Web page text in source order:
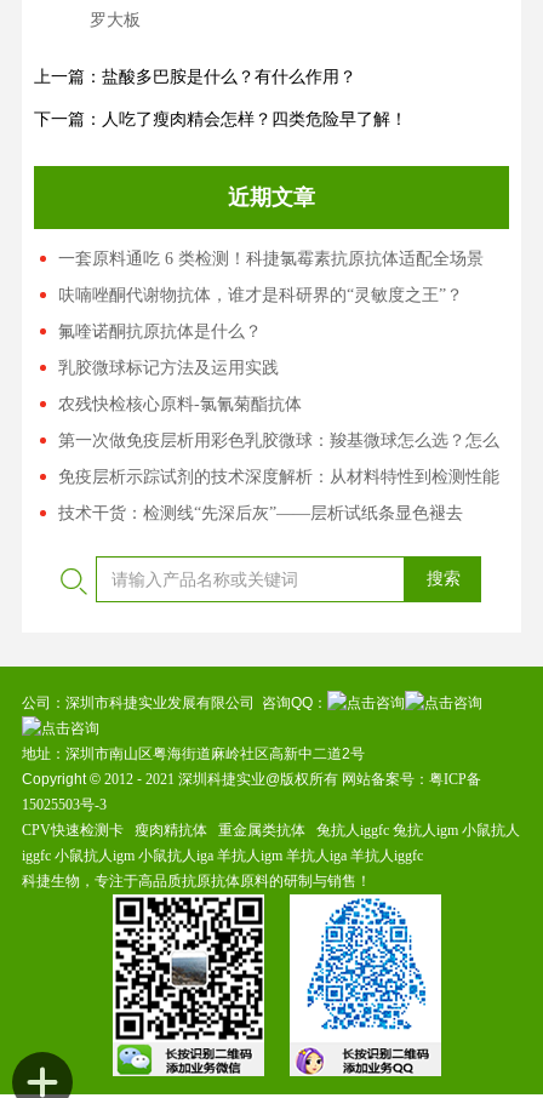
罗大板
上一篇：盐酸多巴胺是什么？有什么作用？
下一篇：人吃了瘦肉精会怎样？四类危险早了解！
近期文章
一套原料通吃 6 类检测！科捷氯霉素抗原抗体适配全场景
呋喃唑酮代谢物抗体，谁才是科研界的“灵敏度之王”？
氟喹诺酮抗原抗体是什么？
乳胶微球标记方法及运用实践
农残快检核心原料-氯氰菊酯抗体
第一次做免疫层析用彩色乳胶微球：羧基微球怎么选？怎么
筛？
免疫层析示踪试剂的技术深度解析：从材料特性到检测性能
的系统对比
技术干货：检测线“先深后灰”——层析试纸条显色褪去
公司：深圳市科捷实业发展有限公司 咨询QQ：
地址：深圳市南山区粤海街道麻岭社区高新中二道2号
Copyright © 2012 - 2021 深圳科捷实业@版权所有 网站备案号： 粤ICP备
15025503号-3
CPV快速检测卡
瘦肉精抗体 重金属类抗体 兔抗人iggfc 兔抗人igm 小鼠抗人
iggfc 小鼠抗人igm 小鼠抗人iga 羊抗人igm 羊抗人iga 羊抗人iggfc
科捷生物，专注于高品质抗原抗体原料的研制与销售！